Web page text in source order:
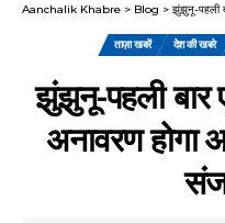
Aanchalik Khabre > Blog > झुंझुनू-पहली
ताज़ा खबरें देश की खबरे
झुंझुनू-पहली बार
अनावरण